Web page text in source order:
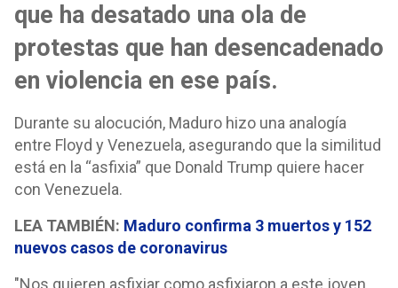
que ha desatado una ola de
protestas que han desencadenado
en violencia en ese país.
Durante su alocución, Maduro hizo una analogía
entre Floyd y Venezuela, asegurando que la similitud
está en la “asfixia” que Donald Trump quiere hacer
con Venezuela.
LEA TAMBIÉN: Maduro confirma 3 muertos y 152
nuevos casos de coronavirus
"Nos quieren asfixiar como asfixiaron a este joven